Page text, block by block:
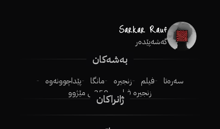
گەشەپێدەر
بەشەکان
سەرەتا فیلم زنجیرە مانگا
پێداچوونەوە
زنجیرە فیلم
250ـی مێژوو
ژانراکان